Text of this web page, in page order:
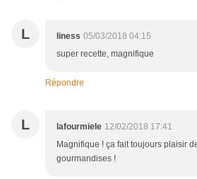
L liness 05/03/2018 04:15
super recette, magnifique
Répondre
L lafourmiele 12/02/2018 17:41
Magnifique ! ça fait toujours plaisir
gourmandises !